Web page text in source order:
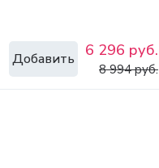
Добавить 6 296 руб.
8 994 руб.